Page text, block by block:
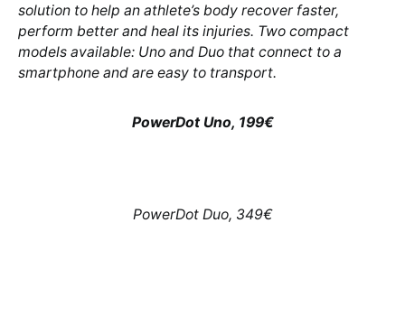
solution to help an athlete’s body recover faster,
perform better and heal its injuries. Two compact
models available: Uno and Duo that connect to a
smartphone and are easy to transport.
PowerDot Uno, 199€
PowerDot Duo, 349€